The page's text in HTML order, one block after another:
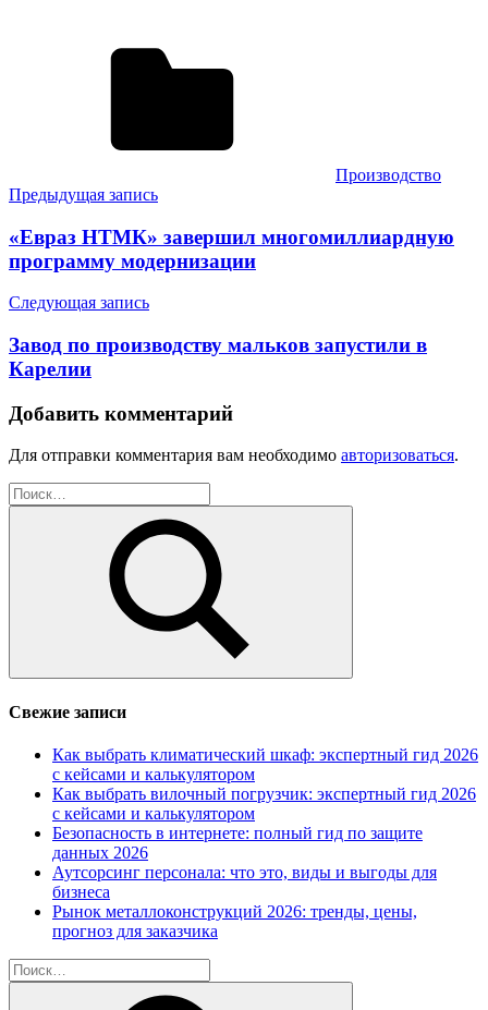
Производство
Навигация
по
записям
Предыдущая запись
«Евраз НТМК» завершил многомиллиардную
программу модернизации
Следующая запись
Завод по производству мальков запустили в
Карелии
Добавить комментарий
Для отправки комментария вам необходимо авторизоваться.
Найти:
Поиск
Свежие записи
Как выбрать климатический шкаф: экспертный гид 2026
с кейсами и калькулятором
Как выбрать вилочный погрузчик: экспертный гид 2026
с кейсами и калькулятором
Безопасность в интернете: полный гид по защите
данных 2026
Аутсорсинг персонала: что это, виды и выгоды для
бизнеса
Рынок металлоконструкций 2026: тренды, цены,
прогноз для заказчика
Найти: